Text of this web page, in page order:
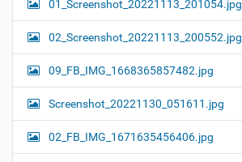
01_Screenshot_20221113_201054.jpg
02_Screenshot_20221113_200552.jpg
09_FB_IMG_1668365857482.jpg
Screenshot_20221130_051611.jpg
02_FB_IMG_1671635456406.jpg